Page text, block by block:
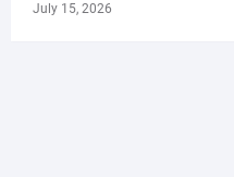
July 15, 2026